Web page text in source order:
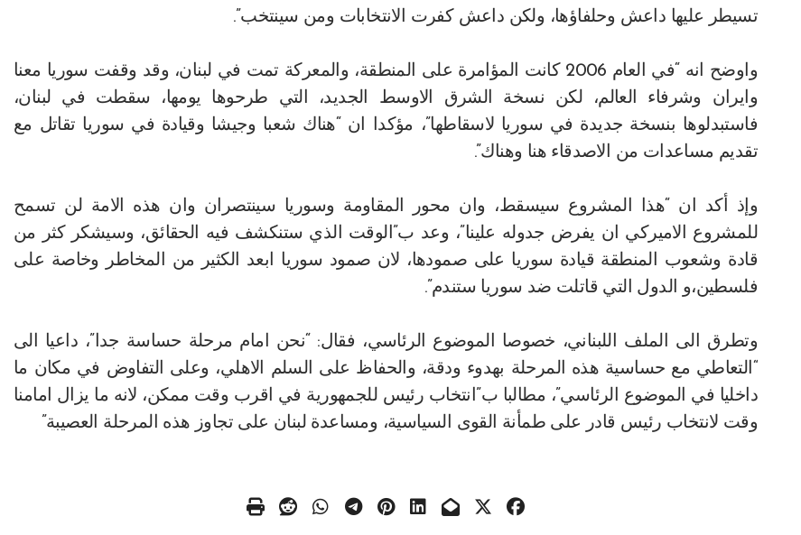
تسيطر عليها داعش وحلفاؤها، ولكن داعش كفرت الانتخابات ومن سينتخب”.
واوضح انه “في العام 2006 كانت المؤامرة على المنطقة، والمعركة تمت في لبنان، وقد وقفت سوريا معنا
وايران وشرفاء العالم، لكن نسخة الشرق الاوسط الجديد، التي طرحوها يومها، سقطت في لبنان،
فاستبدلوها بنسخة جديدة في سوريا لاسقاطها”، مؤكدا ان “هناك شعبا وجيشا وقيادة في سوريا تقاتل مع
تقديم مساعدات من الاصدقاء هنا وهناك”.
وإذ أكد ان “هذا المشروع سيسقط، وان محور المقاومة وسوريا سينتصران وان هذه الامة لن تسمح
للمشروع الاميركي ان يفرض جدوله علينا”، وعد ب”الوقت الذي ستنكشف فيه الحقائق، وسيشكر كثر من
قادة وشعوب المنطقة قيادة سوريا على صمودها، لان صمود سوريا ابعد الكثير من المخاطر وخاصة على
فلسطين،و الدول التي قاتلت ضد سوريا ستندم”.
وتطرق الى الملف اللبناني، خصوصا الموضوع الرئاسي، فقال: “نحن امام مرحلة حساسة جدا”، داعيا الى
“التعاطي مع حساسية هذه المرحلة بهدوء ودقة، والحفاظ على السلم الاهلي، وعلى التفاوض في مكان ما
داخليا في الموضوع الرئاسي”، مطالبا ب”انتخاب رئيس للجمهورية في اقرب وقت ممكن، لانه ما يزال امامنا
وقت لانتخاب رئيس قادر على طمأنة القوى السياسية، ومساعدة لبنان على تجاوز هذه المرحلة العصيبة”